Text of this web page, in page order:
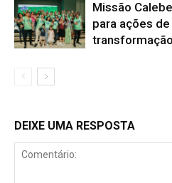
Missão
para ações
DEIXE UMA RESPOSTA